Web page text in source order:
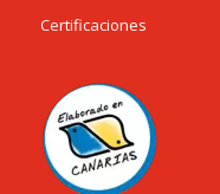
Certificaciones